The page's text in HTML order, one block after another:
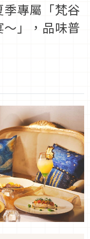
專屬「梵谷
」，品味普